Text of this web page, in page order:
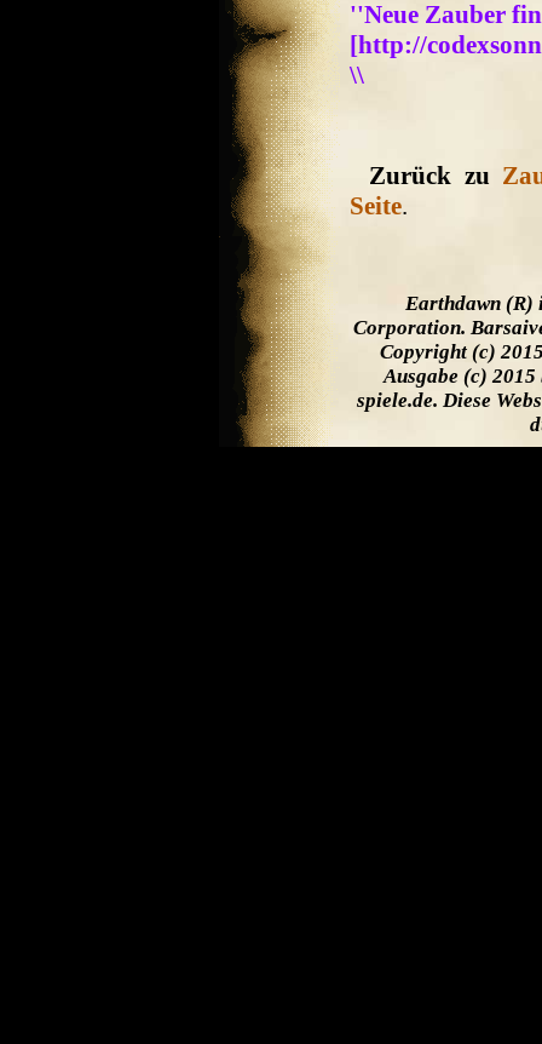
''Neue Zauber
[http://
\\
Zurück zu
Seite.
Earthdawn (R)
Corporation.
Copyright (c)
Ausgabe (c) 2015
spiele.de. Diese